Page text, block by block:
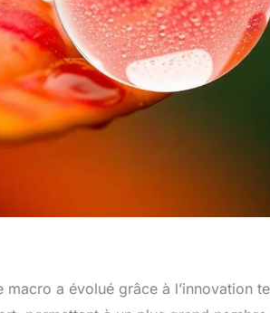
a évolué grâce à l’innovation